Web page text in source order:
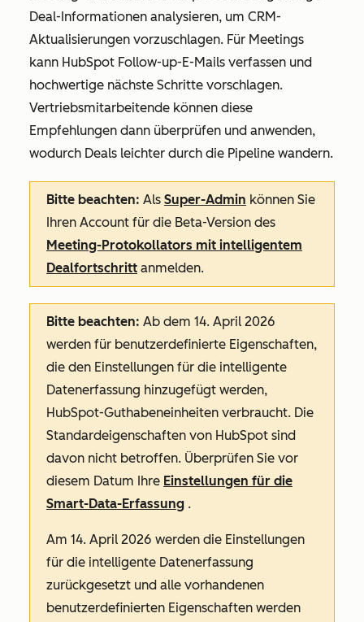
Deal-Informationen analysieren, um CRM-
Aktualisierungen vorzuschlagen. Für Meetings
kann HubSpot Follow-up-E-Mails verfassen und
hochwertige nächste Schritte vorschlagen.
Vertriebsmitarbeitende können diese
Empfehlungen dann überprüfen und anwenden,
wodurch Deals leichter durch die Pipeline wandern.
Bitte beachten: Als Super-Admin können Sie
Ihren Account für die Beta-Version des
Meeting-Protokollators mit intelligentem
Dealfortschritt anmelden.
Bitte beachten: Ab dem 14. April 2026
werden für benutzerdefinierte Eigenschaften,
die den Einstellungen für die intelligente
Datenerfassung hinzugefügt werden,
HubSpot-Guthabeneinheiten verbraucht. Die
Standardeigenschaften von HubSpot sind
davon nicht betroffen. Überprüfen Sie vor
diesem Datum Ihre Einstellungen für die
Smart-Data-Erfassung .
Am 14. April 2026 werden die Einstellungen
für die intelligente Datenerfassung
zurückgesetzt und alle vorhandenen
benutzerdefinierten Eigenschaften werden